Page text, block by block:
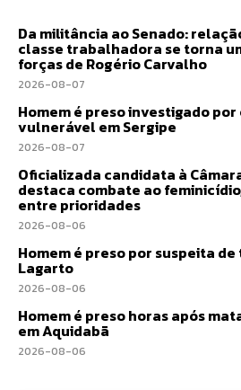
Da militância ao Senado:
classe trabalhadora se torna
forças de Rogério Carvalho
2026-08-07
Homem é preso investigado
vulnerável em Sergipe
2026-08-07
Oficializada candidata à
destaca combate ao
entre prioridades
2026-08-06
Homem é preso por suspeita
Lagarto
2026-08-06
Homem é preso horas após
em Aquidabã
2026-08-06